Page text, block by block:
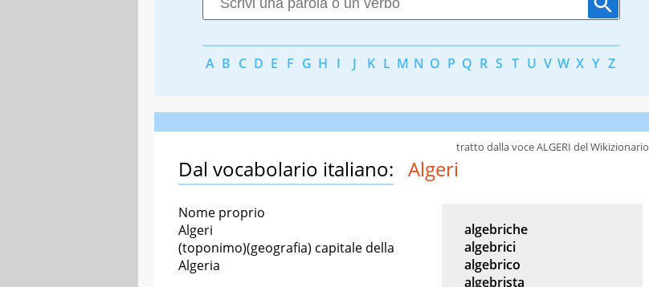
A B C D E F G H I J K L M N O P Q R S T U V W X Y Z
Dal vocabolario italiano: Algeri
tratto dalla voce ALGERI del Wikizionario
Nome proprio
Algeri
(toponimo)(geografia) capitale della
Algeria
algebriche
algebrici
algebrico
algebrista